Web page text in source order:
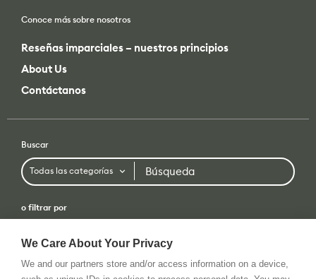
Conoce más sobre nosotros
Reseñas imparciales – nuestros principios
About Us
Contáctanos
Buscar
Todas las categorías Búsqueda
o filtrar por
We Care About Your Privacy
We and our partners store and/or access information on a device,